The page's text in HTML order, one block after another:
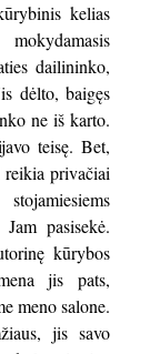
kelias
dailininko,
dėlto, baigęs
ne iš karto.
teisę. Bet,
reikia privačiai
pasisekė.
kūrybos
jis pats,
meno salone.
jis savo